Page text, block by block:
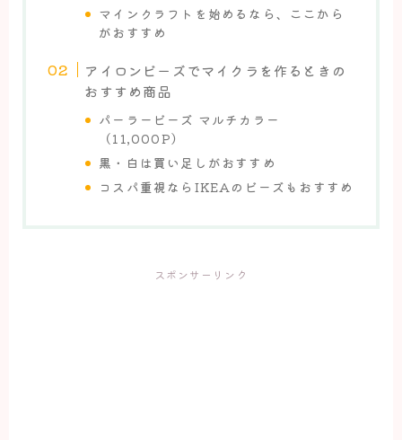
マインクラフトを始めるなら、ここから
がおすすめ
アイロンビーズでマイクラを作るときの
おすすめ商品
パーラービーズ マルチカラー
（11,000P）
黒・白は買い足しがおすすめ
コスパ重視ならIKEAのビーズもおすすめ
スポンサーリンク